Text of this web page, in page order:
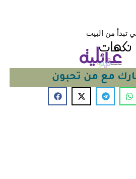
تبدأ من البيت
مع من تحبون